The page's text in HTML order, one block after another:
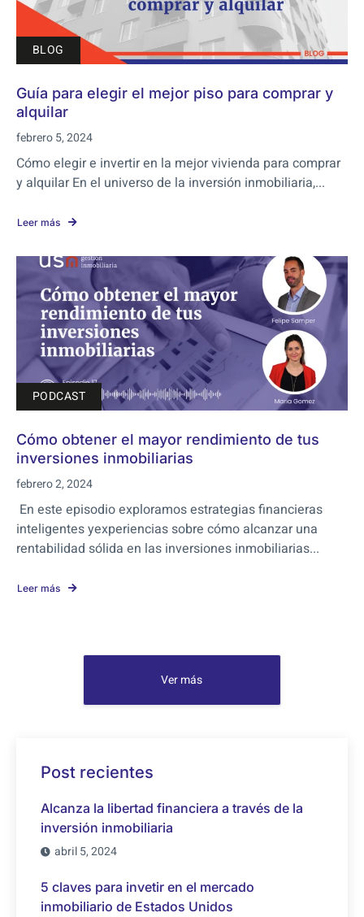
BLOG
Guía para elegir el mejor piso para comprar y
alquilar
febrero 5, 2024
Cómo elegir e invertir en la mejor vivienda para comprar
y alquilar En el universo de la inversión inmobiliaria,...
Leer más
PODCAST
Cómo obtener el mayor rendimiento de tus
inversiones inmobiliarias
febrero 2, 2024
En este episodio exploramos estrategias financieras
inteligentes yexperiencias sobre cómo alcanzar una
rentabilidad sólida en las inversiones inmobiliarias...
Leer más
Ver más
Post recientes
Alcanza la libertad financiera a través de la
inversión inmobiliaria
abril 5, 2024
5 claves para invetir en el mercado
inmobiliario de Estados Unidos